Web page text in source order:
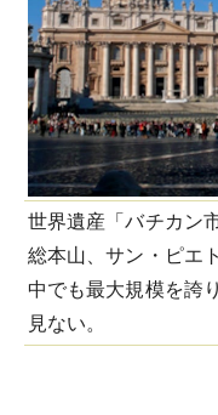
世界遺産「バチカン
総本山、サン・ピエ
中でも最大規模を誇
見ない。